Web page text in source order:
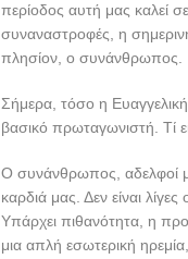
περίοδος αυτή μας καλεί
συναναστροφές, η
πλησίον, ο συνάνθρωπος.
Σήμερα, τόσο η
βασικό πρωταγωνιστή. Τί
Ο συνάνθρωπος, αδελφοί
καρδιά μας. Δεν είναι
Υπάρχει πιθανότητα, η
μια απλή εσωτερική